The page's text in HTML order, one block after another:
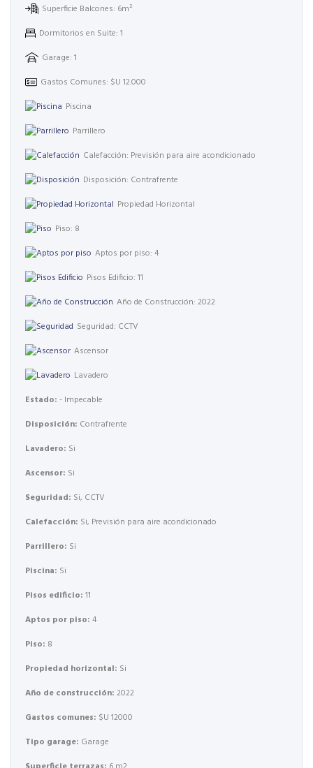
Superficie Balcones: 6m²
Dormitorios en Suite: 1
Garage: 1
Gastos Comunes: $U 12.000
Piscina
Parrillero
Calefacción: Previsión para aire acondicionado
Disposición: Contrafrente
Propiedad Horizontal
Piso: 8
Aptos por piso: 4
Pisos Edificio: 11
Año de Construcción: 2022
Seguridad: CCTV
Ascensor
Lavadero
Estado: - Impecable
Disposición: Contrafrente
Lavadero: Si
Ascensor: Si
Seguridad: Si, CCTV
Calefacción: Si, Previsión para aire acondicionado
Parrillero: Si
Piscina: Si
Pisos edificio: 11
Aptos por piso: 4
Piso: 8
Propiedad horizontal: Si
Año de construcción: 2022
Gastos comunes: $U 12000
Tipo garage: Garage